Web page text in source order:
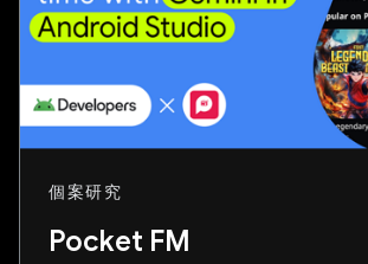
個案研究
Pocket FM